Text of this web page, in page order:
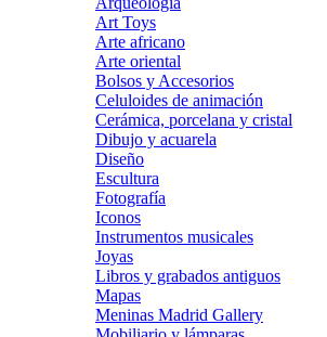
Art Toys
Arte africano
Arte oriental
Bolsos y Accesorios
Celuloides de animación
Cerámica, porcelana y cristal
Dibujo y acuarela
Diseño
Escultura
Fotografía
Iconos
Instrumentos musicales
Joyas
Libros y grabados antiguos
Mapas
Meninas Madrid Gallery